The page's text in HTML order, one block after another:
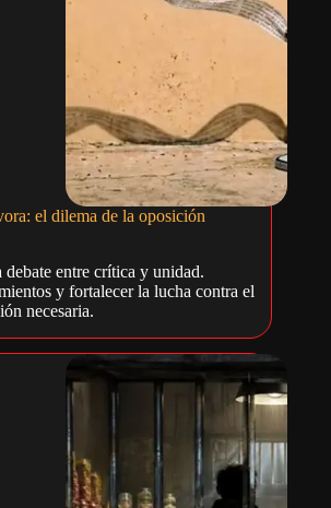
el dilema de la oposición
entre crítica y unidad.
y fortalecer la lucha contra el
necesaria.